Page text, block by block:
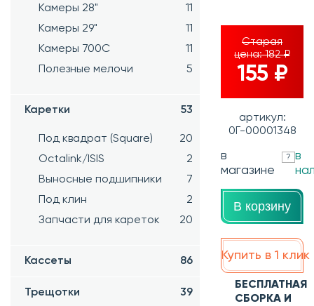
Камеры 28"
11
Камеры 29"
11
Камеры 700C
11
Полезные мелочи
5
Каретки 53
Под квадрат (Square)
20
Octalink/ISIS
2
Выносные подшипники
7
Под клин
2
Запчасти для кареток
20
Кассеты 86
Трещотки 39
Старая
цена:182 ₽
155 ₽
артикул:
0Г-00001348
в
магазине
? в
В корзину
Купить в 1 клик
БЕСПЛАТНАЯ
СБОРКА И